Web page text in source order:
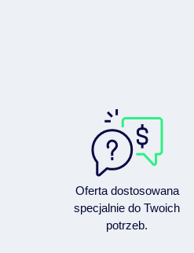
Oferta dostosowana
specjalnie do Twoich
potrzeb.